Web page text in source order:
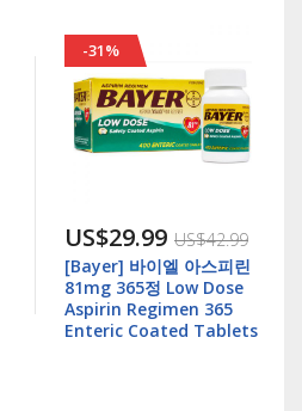
-31%
US$29.99 US$42.99
[Bayer] 바이엘 아스피린
81mg 365정 Low Dose
Aspirin Regimen 365
Enteric Coated Tablets